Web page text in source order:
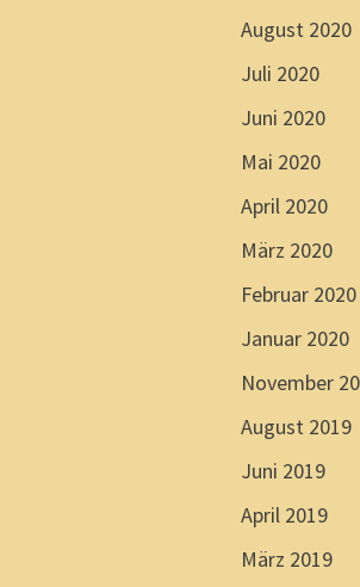
August 2020
Juli 2020
Juni 2020
Mai 2020
April 2020
März 2020
Februar 2020
Januar 2020
November
August 2019
Juni 2019
April 2019
März 2019